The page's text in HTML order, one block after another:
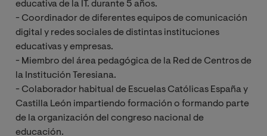
educativa de la IT. durante 5 años.
- Coordinador de diferentes equipos de comunicación
digital y redes sociales de distintas instituciones
educativas y empresas.
- Miembro del área pedagógica de la Red de Centros de
la Institución Teresiana.
- Colaborador habitual de Escuelas Católicas España y
Castilla León impartiendo formación o formando parte
de la organización del congreso nacional de
educación.